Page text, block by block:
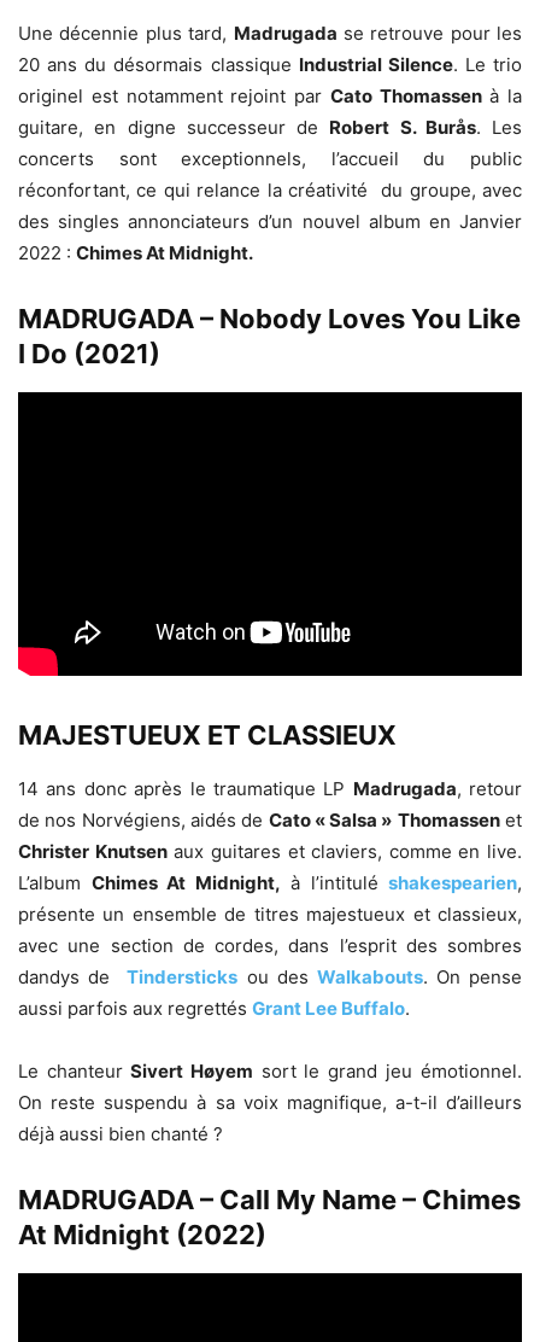
Une décennie plus tard, Madrugada se retrouve pour les
20 ans du désormais classique Industrial Silence. Le trio
originel est notamment rejoint par Cato Thomassenà la
guitare, en digne successeur de Robert S. Burås. Les
concerts sont exceptionnels, l’accueil du public
réconfortant, ce qui relance la créativité du groupe, avec
des singles annonciateurs d’un nouvel album en Janvier
2022 : Chimes At Midnight.
MADRUGADA – Nobody Loves You Like
I Do (2021)
MAJESTUEUX ET CLASSIEUX
14 ans donc après le traumatique LP Madrugada, retour
de nos Norvégiens, aidés de Cato « Salsa » Thomassenet
Christer Knutsenaux guitares et claviers, comme en live.
L’album Chimes At Midnight, à l’intitulé shakespearien,
présente un ensemble de titres majestueux et classieux,
avec une section de cordes, dans l’esprit des sombres
dandys deTindersticks ou des Walkabouts. On pense
aussi parfois aux regrettés Grant Lee Buffalo.
Le chanteurSivert Høyem sort le grand jeu émotionnel.
On reste suspendu à sa voix magnifique, a-t-il d’ailleurs
déjà aussi bien chanté ?
MADRUGADA – Call My Name – Chimes
At Midnight (2022)